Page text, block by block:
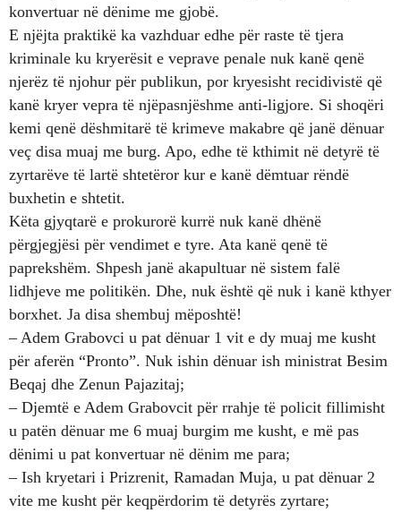
konvertuar në dënime me gjobë.
E njëjta praktikë ka vazhduar edhe për raste të tjera
kriminale ku kryerësit e veprave penale nuk kanë qenë
njerëz të njohur për publikun, por kryesisht recidivistë që
kanë kryer vepra të njëpasnjëshme anti-ligjore. Si shoqëri
kemi qenë dëshmitarë të krimeve makabre që janë dënuar
veç disa muaj me burg. Apo, edhe të kthimit në detyrë të
zyrtarëve të lartë shtetëror kur e kanë dëmtuar rëndë
buxhetin e shtetit.
Këta gjyqtarë e prokurorë kurrë nuk kanë dhënë
përgjegjësi për vendimet e tyre. Ata kanë qenë të
paprekshëm. Shpesh janë akapultuar në sistem falë
lidhjeve me politikën. Dhe, nuk është që nuk i kanë kthyer
borxhet. Ja disa shembuj mëposhtë!
– Adem Grabovci u pat dënuar 1 vit e dy muaj me kusht
për aferën “Pronto”. Nuk ishin dënuar ish ministrat Besim
Beqaj dhe Zenun Pajazitaj;
– Djemtë e Adem Grabovcit për rrahje të policit fillimisht
u patën dënuar me 6 muaj burgim me kusht, e më pas
dënimi u pat konvertuar në dënim me para;
– Ish kryetari i Prizrenit, Ramadan Muja, u pat dënuar 2
vite me kusht për keqpërdorim të detyrës zyrtare;